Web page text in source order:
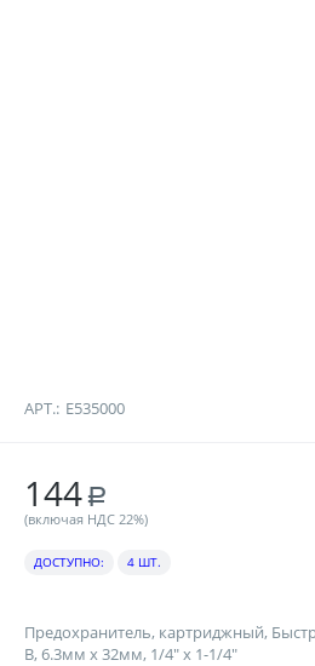
АРТ.: E535000
144 Р
(включая НДС 22%)
ДОСТУПНО: 4 ШТ.
Предохранитель, картриджный,
В, 6.3мм x 32мм, 1/4" x 1-1/4"